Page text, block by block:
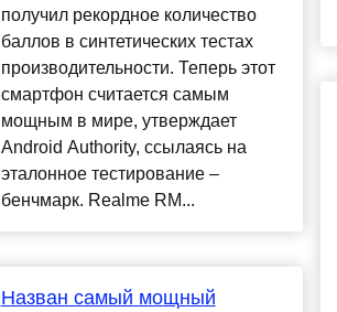
получил рекордное количество
баллов в синтетических тестах
производительности. Теперь этот
смартфон считается самым
мощным в мире, утверждает
Android Authority, ссылаясь на
эталонное тестирование –
бенчмарк. Realme RM...
Назван самый мощный